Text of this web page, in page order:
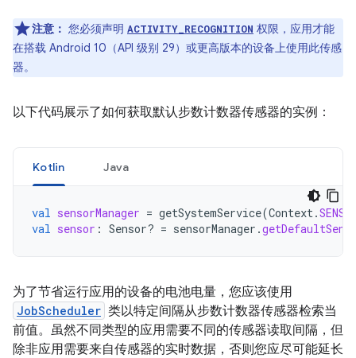
注意： 您必须声明 ACTIVITY_RECOGNITION 权限，应用才能
在搭载 Android 10（API 级别 29）或更高版本的设备上使用此传感
器。
以下代码展示了如何获取默认步数计数器传感器的实例：
Kotlin Java
val sensorManager = getSystemService(Context .
val sensor : Sensor? = sensorManager .
为了节省运行应用的设备的电池电量，您应该使用
JobScheduler 类以特定间隔从步数计数器传感器检索当
前值。虽然不同类型的应用需要不同的传感器读取间隔，但
除非应用需要来自传感器的实时数据，否则您应尽可能延长